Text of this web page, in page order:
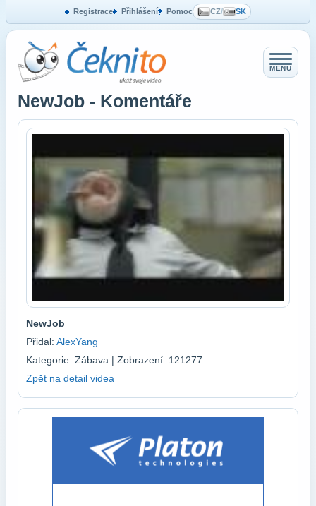
Registrace Přihlášení Pomoc CZ/ SK
MENU
NewJob - Komentáře
NewJob
Přidal: AlexYang
Kategorie: Zábava | Zobrazení: 121277
Zpět na detail videa